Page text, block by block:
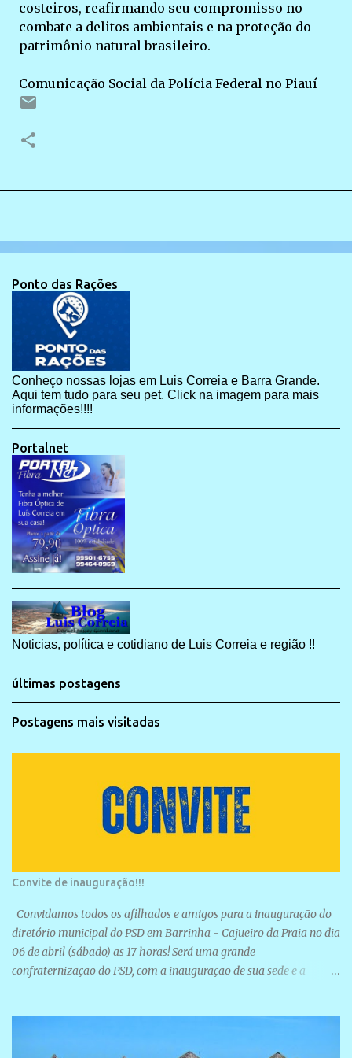
costeiros, reafirmando seu compromisso no
combate a delitos ambientais e na proteção do
patrimônio natural brasileiro.
Comunicação Social da Polícia Federal no Piauí
Ponto das Rações
Conheço nossas lojas em Luis Correia e Barra Grande.
Aqui tem tudo para seu pet. Click na imagem para mais
informações!!!!
Portalnet
Noticias, política e cotidiano de Luis Correia e região !!
últimas postagens
Postagens mais visitadas
Convite de inauguração!!!
Convidamos todos os afilhados e amigos para a inauguração do
diretório municipal do PSD em Barrinha - Cajueiro da Praia no dia
06 de abril (sábado) as 17 horas! Será uma grande
confraternização do PSD, com a inauguração de sua sede e a